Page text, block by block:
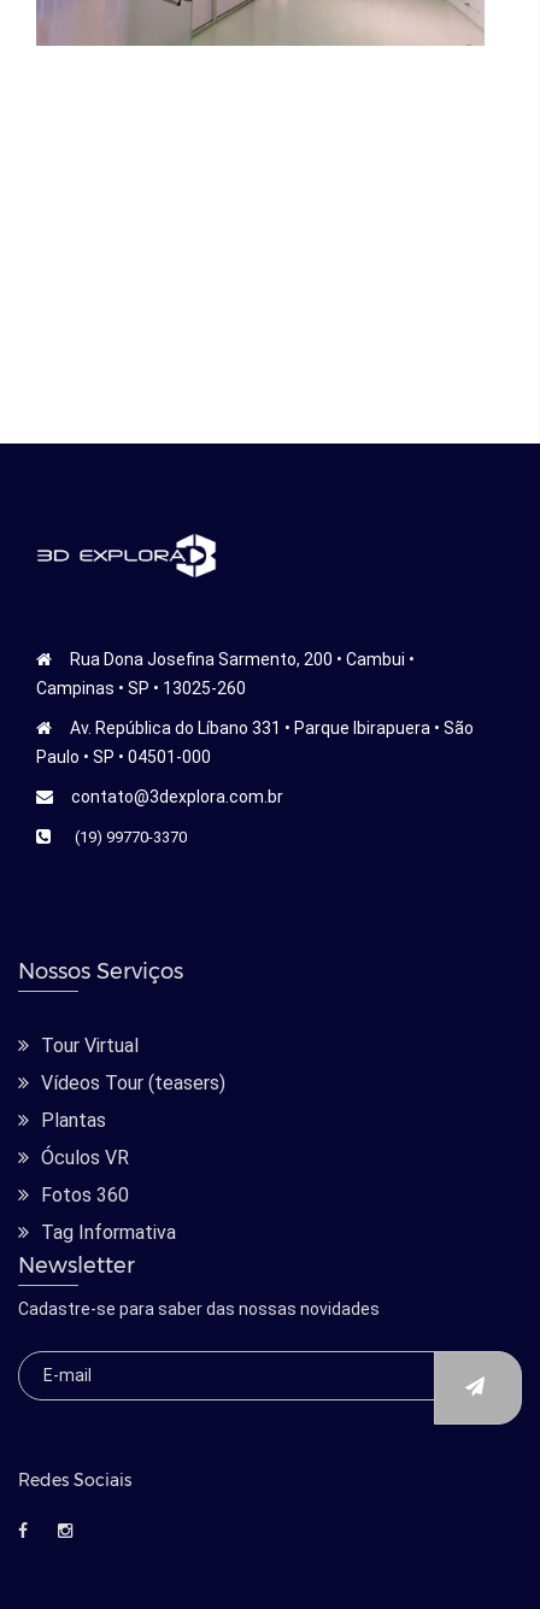
Rua Dona Josefina Sarmento, 200 • Cambui •
Campinas • SP • 13025-260
Av. República do Líbano 331 • Parque Ibirapuera • São
Paulo • SP • 04501-000
contato@3dexplora.com.br
(19) 99770-3370
Nossos Serviços
Tour Virtual
Vídeos Tour (teasers)
Plantas
Óculos VR
Fotos 360
Tag Informativa
Newsletter
Cadastre-se para saber das nossas novidades
Redes Sociais